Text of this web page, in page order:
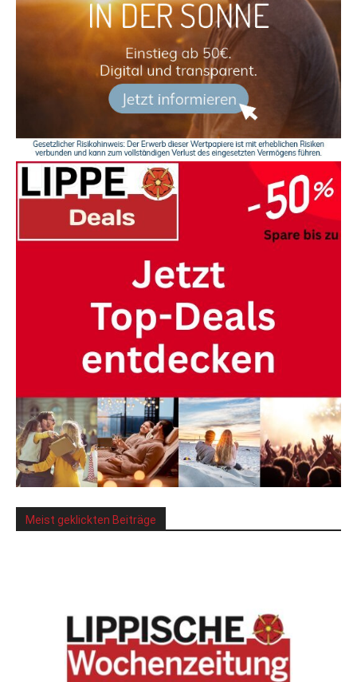
Meist geklickten Beiträge